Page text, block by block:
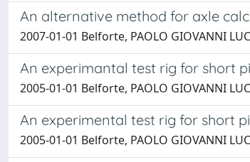
An alternative method for axle
2007-01-01 Belforte, PAOLO GIOVANNI
An experimantal test rig for short
2005-01-01 Belforte, PAOLO GIOVANNI
An experimental test rig for short
2005-01-01 Belforte, PAOLO GIOVANNI